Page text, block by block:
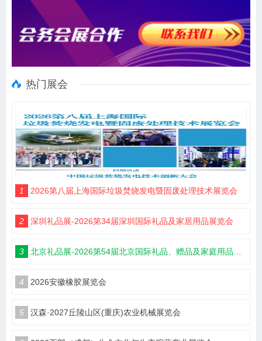
热门展会
1 2026第八届上海国际垃圾焚烧发电暨固废处理技术展览会
2 深圳礼品展-2026第34届深圳国际礼品及家居用品展览会
3 北京礼品展-2026第54届北京国际礼品、赠品及家庭用品展览会
4 2026安徽橡胶展览会
5 汉森·2027丘陵山区(重庆)农业机械展览会